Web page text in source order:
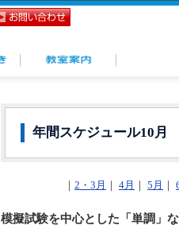
年間スケジュール10月
2・3月 4月 5月
模擬試験を中心とした「単調」な